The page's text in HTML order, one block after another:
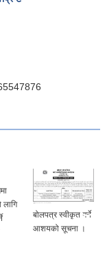
लागि
बोलपत्र स्वीकृत गर्ने
आशयको सूचना ।